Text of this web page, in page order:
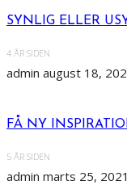
SYNLIG ELLER
4 ÅR SIDEN
admin august 18,
FÅ NY
5 ÅR SIDEN
admin marts 25, 2021